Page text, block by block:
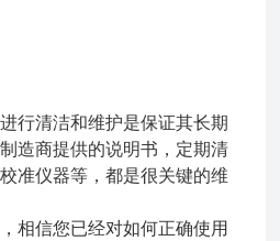
清洁和维护是保证其长期
造商提供的说明书，定期清
准仪器等，都是很关键的维
信您已经对如何正确使用